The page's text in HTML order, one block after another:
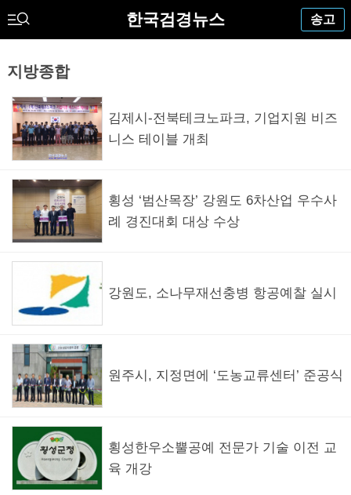
한국검경뉴스 송고
지방종합
김제시-전북테크노파크, 기업지원 비즈
니스 테이블 개최
횡성 ‘범산목장’ 강원도 6차산업 우수사
례 경진대회 대상 수상
강원도, 소나무재선충병 항공예찰 실시
원주시, 지정면에 ‘도농교류센터’ 준공식
횡성한우소뿔공예 전문가 기술 이전 교
육 개강